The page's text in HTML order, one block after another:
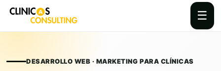
☰
contentDESARROLLO WEB · MARKETING PARA CLÍNICAS